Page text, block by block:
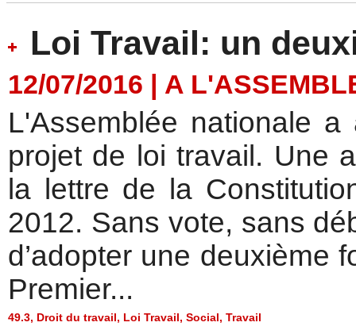
Loi Travail: un
12/07/2016 | A
L'Assemblée nationale
projet de loi travail. Une
la lettre de la
2012. Sans vote, sans
d’adopter une deuxième
Premier...
49.3, Droit du travail, Loi Travail, Social, Travail